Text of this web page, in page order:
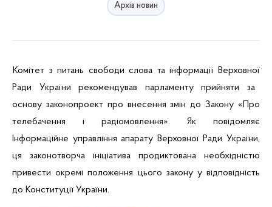
Архів новин
Комітет з питань свободи слова таінформації Верховної
Ради України рекомендував парламенту прийняти за
основу законопроект про внесення змін до Закону «Про
телебачення
і радіомовлення». Як повідомляє
Інформаційне управління апарату ВерховноїРади України,
ця
законотворча ініціатива продиктована необхідністю
привестиокремі положення цього закону увідповідність
до Конституції України.